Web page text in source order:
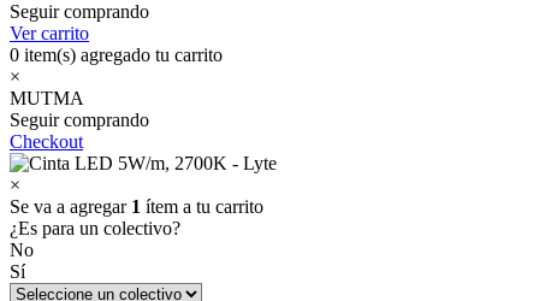
Seguir comprando
Ver carrito
0 item(s) agregado tu carrito
×
MUTMA
Seguir comprando
Checkout
×
Se va a agregar 1 ítem a tu carrito
¿Es para un colectivo?
No
Sí